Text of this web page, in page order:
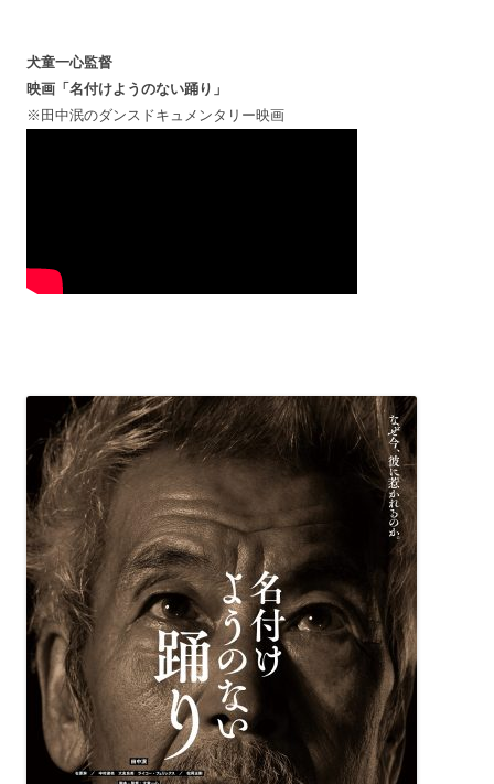
犬童一心監督
映画「名付けようのない踊り」
※田中泯のダンスドキュメンタリー映画